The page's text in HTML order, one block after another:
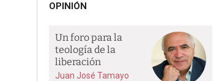
OPINIÓN
Un foro para la
teología de la
liberación
Juan José Tamayo